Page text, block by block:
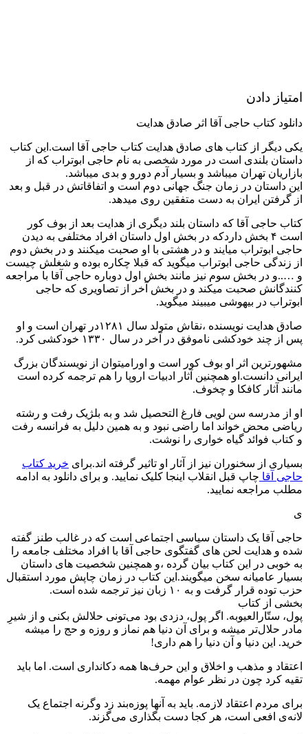
امتیاز دادن
دانلود کتاب حاجی آقا اثر صادق هدایت
یکی دیگر از کتاب های صادق هدایت کتاب حاجی آقا است.این کتاب
داستان بلندی است در مورد شخصی به نام حاجی ابوتراب که از
بازاریان تهران میباشد و بسیار آدم دورو و بدی میباشد.
این داستان در زمان جنگ جهانی دوم است و اتفاقاتش در قبل و بعد
از گرفتن ایران به دست متفقین روی میدهد.
کتاب حاجی آقا که داستان بلند دیگری از هدایت بعد از بوف کور
است ۴ بخش داردکه در بخش اول داستان افراد مختلفی به دیدن
حاجی ابوتراب میایند و در هشتی با او صحبت میکنند و در بخش دوم
از زندگی حاجی ابوتراب میگوید که قبلا چکاره بوده و شغلش چیست
و …..و در بخش سوم نیز مانند بخش اول دوباره حاجی آقا با مراجعه
کنندگانش صحبت میکند و در بخش آخر از تصاویری که حاجی
ابوتراب در بیهوشی میبیند میگوید.
صادق هدایت نویسنده ،نقاش متولد سال ۱۲۸۱در تهران است و او
پس از چند خودکشی ناموفق در آخر در سال ۱۳۳۰ خودکشی کرد.
مشهورترین اثر او بوف کور است و اورامیتوان از نویسندگان بزرگ
ایرانی دانست.او همچنین آثار ادبیات اروپا را هم ترجمه کرده است
مانند آثار کافکا و چخوف.
او از مدرسه سن لویی فارغ التحصیل شد و به بلژیک رفت و رشته
ریاضی محض خواند اما راضی نبود و به همین دلیل به فرانسه رفت
و کتاب فوائد گیاه خواری را نوشت.
بسیاری از سخنوران نیز از آثار او تاثیر گرفته اند.برای خرید کتاب
حاجی آقا چاپ قبل انقلاب اینجا کلیک نمایید. و برای دانلود به ادامه
مطلب مراجعه نمایید.
ی
حاجی آقا یک داستان سیاسی اجتماعی است که در غالب طنز گفته
شده و هدایت لحن های گفتگوی حاجی آقا با افراد مختلف جامعه را
به خوبی در این کتاب بیان گرده ،و همچنین شخصیت های داستان
بسیار عامیانه سخن میگویند.این کتاب در زمان چاپش مورد استقبال
حزب توده قرار گرفت و به ۱۰ زبان نیز ترجمه شده است.
بخشی از کتاب
پول، ستّارالعیوبه. اگر پول، دزدی بود می‌تونی حلالش بکنی و از شیرِ
مادر حلال‌تر میشه و برای آن دنیا هم نماز و روزه و حج را میشه
خرید. این دنیا و آن دنیا را هم داری!
اعتقاد و مذهب و اخلاق و این حرف‌ها همه دکانداری است. اما باید
تقیه کرد چون در نظر عوام مهمه.
برای مردم اعتقاد لازمه. باید به آنها پوزه‌بند زد وگرنه اجتماع یک
لانه‌ی افعی است، هر کجا دست بگذاری می‌گزند.